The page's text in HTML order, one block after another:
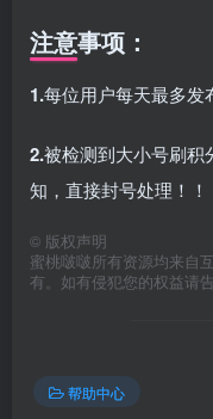
注意事项：
1.每位用户每天最多发
2.被检测到大小号刷积
知，直接封号处理！！
© 版权声明
蜜桃啵啵所有资源均来自
有。如有侵犯您的权益请
帮助中心